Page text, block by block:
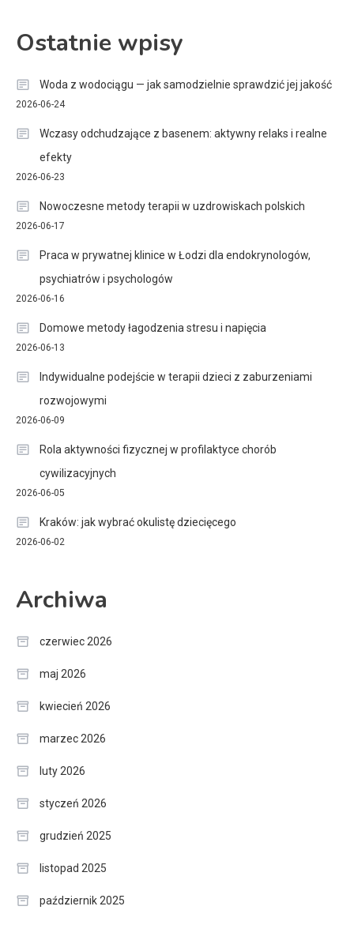
Ostatnie wpisy
Woda z wodociągu — jak samodzielnie sprawdzić jej jakość
2026-06-24
Wczasy odchudzające z basenem: aktywny relaks i realne
efekty
2026-06-23
Nowoczesne metody terapii w uzdrowiskach polskich
2026-06-17
Praca w prywatnej klinice w Łodzi dla endokrynologów,
psychiatrów i psychologów
2026-06-16
Domowe metody łagodzenia stresu i napięcia
2026-06-13
Indywidualne podejście w terapii dzieci z zaburzeniami
rozwojowymi
2026-06-09
Rola aktywności fizycznej w profilaktyce chorób
cywilizacyjnych
2026-06-05
Kraków: jak wybrać okulistę dziecięcego
2026-06-02
Archiwa
czerwiec 2026
maj 2026
kwiecień 2026
marzec 2026
luty 2026
styczeń 2026
grudzień 2025
listopad 2025
październik 2025